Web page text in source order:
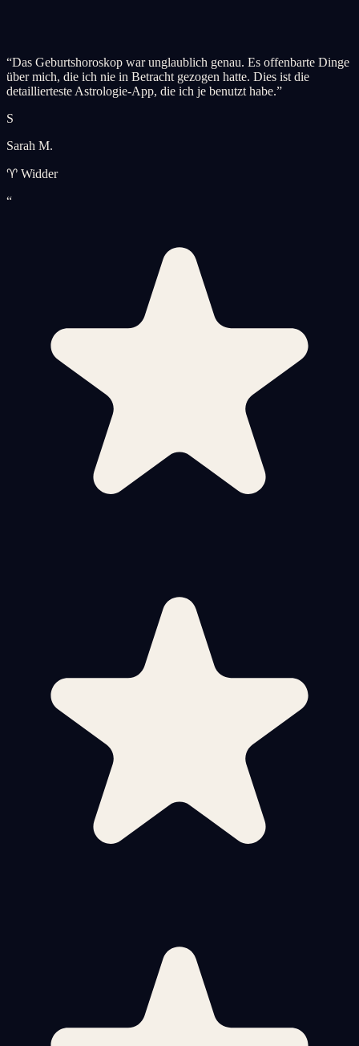
“Das Geburtshoroskop war unglaublich genau. Es offenbarte Dinge
über mich, die ich nie in Betracht gezogen hatte. Dies ist die
detaillierteste Astrologie-App, die ich je benutzt habe.”
S
Sarah M.
♈ Widder
“